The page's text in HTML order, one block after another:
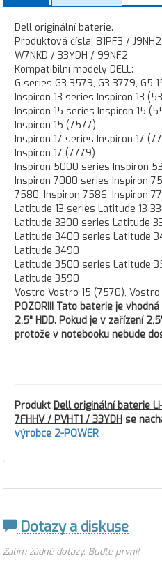
Dell originální baterie.
Produktová čísla: 81PF3 /
W7NKD / 33YDH / 99NF2
Kompatibilní modely DELL:
G series G3 3579, G3 3779, G5
Inspiron 13 series Inspiron 13
Inspiron 15 series Inspiron 15
Inspiron 15 (7577)
Inspiron 17 series Inspiron 17
Inspiron 17 (7779)
Inspiron 5000 series Inspiron
Inspiron 7000 series Inspiron
7580, Inspiron 7586, Inspiron
Latitude 13 series Latitude 13
Latitude 3300 series Latitude
Latitude 3400 series Latitude
Latitude 3490
Latitude 3500 series Latitude
Latitude 3590
Vostro Vostro 15 (7570),
POZOR!!! Tato baterie je
2,5" HDD. Pokud je v zařízení
protože v notebooku nebude
Produkt Dell originální baterie
7FHHV / PVHT1 / 33YDH se
výrobce 2-POWER
Dotazy a diskuse
Zatím žádné dotazy. Buďte první!